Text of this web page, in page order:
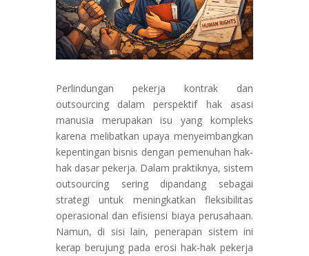
Perlindungan pekerja kontrak dan
outsourcing dalam perspektif hak asasi
manusia merupakan isu yang kompleks
karena melibatkan upaya menyeimbangkan
kepentingan bisnis dengan pemenuhan hak-
hak dasar pekerja. Dalam praktiknya, sistem
outsourcing sering dipandang sebagai
strategi untuk meningkatkan fleksibilitas
operasional dan efisiensi biaya perusahaan.
Namun, di sisi lain, penerapan sistem ini
kerap berujung pada erosi hak-hak pekerja